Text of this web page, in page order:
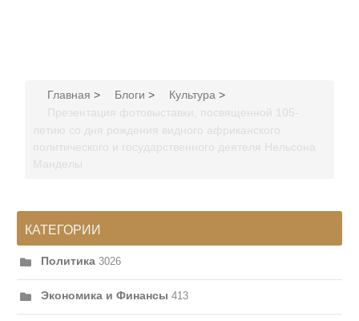
Главная > Блоги > Культура >
Презентация фотовыставки, посвященной 105-
летию со дня рождения видного африканского
политического и государственного деятеля Нельсона
Манделы
КАТЕГОРИИ
Политика 3026
Экономика и Финансы 413